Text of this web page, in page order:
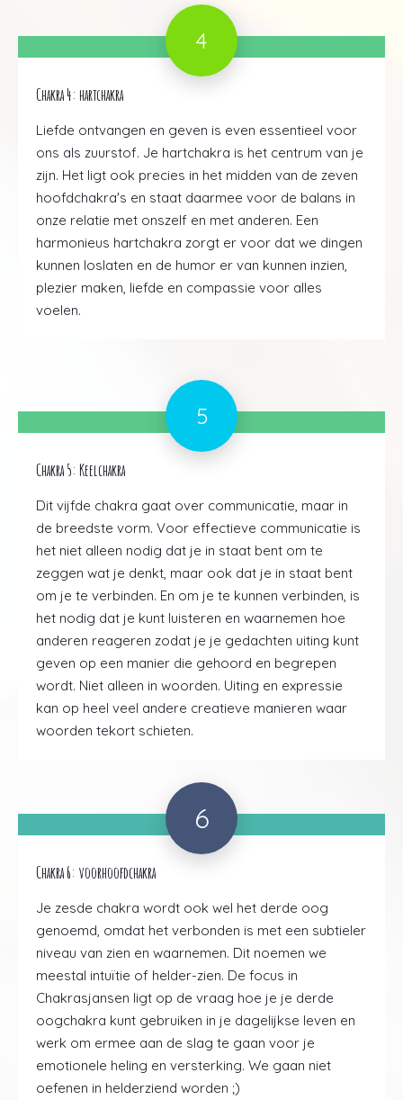
4
Chakra 4: hartchakra
Liefde ontvangen en geven is even essentieel voor
ons als zuurstof. Je hartchakra is het centrum van je
zijn. Het ligt ook precies in het midden van de zeven
hoofdchakra's en staat daarmee voor de balans in
onze relatie met onszelf en met anderen. Een
harmonieus hartchakra zorgt er voor dat we dingen
kunnen loslaten en de humor er van kunnen inzien,
plezier maken, liefde en compassie voor alles
voelen.
5
Chakra 5: Keelchakra
Dit vijfde chakra gaat over communicatie, maar in
de breedste vorm. Voor effectieve communicatie is
het niet alleen nodig dat je in staat bent om te
zeggen wat je denkt, maar ook dat je in staat bent
om je te verbinden. En om je te kunnen verbinden, is
het nodig dat je kunt luisteren en waarnemen hoe
anderen reageren zodat je je gedachten uiting kunt
geven op een manier die gehoord en begrepen
wordt. Niet alleen in woorden. Uiting en expressie
kan op heel veel andere creatieve manieren waar
woorden tekort schieten.
6
Chakra 6: voorhoofdchakra
Je zesde chakra wordt ook wel het derde oog
genoemd, omdat het verbonden is met een subtieler
niveau van zien en waarnemen. Dit noemen we
meestal intuïtie of helder-zien. De focus in
Chakrasjansen ligt op de vraag hoe je je derde
oogchakra kunt gebruiken in je dagelijkse leven en
werk om ermee aan de slag te gaan voor je
emotionele heling en versterking. We gaan niet
oefenen in helderziend worden ;)